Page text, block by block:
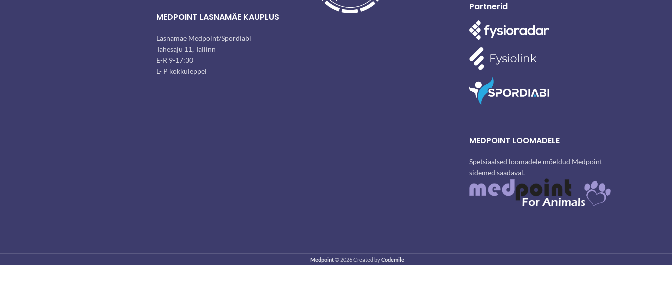
MEDPOINT LASNAMÄE KAUPLUS
Lasnamäe Medpoint/Spordiabi
Tähesaju 11, Tallinn
E-R 9-17:30
L- P kokkuleppel
Partnerid
MEDPOINT LOOMADELE
Spetsiaalsed loomadele mõeldud Medpoint
sidemed saadaval.
Medpoint© 2026 Created byCodemile